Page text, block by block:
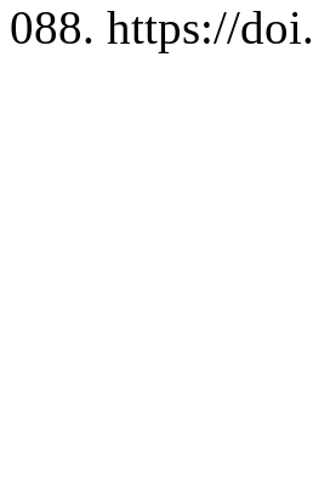
088. https://